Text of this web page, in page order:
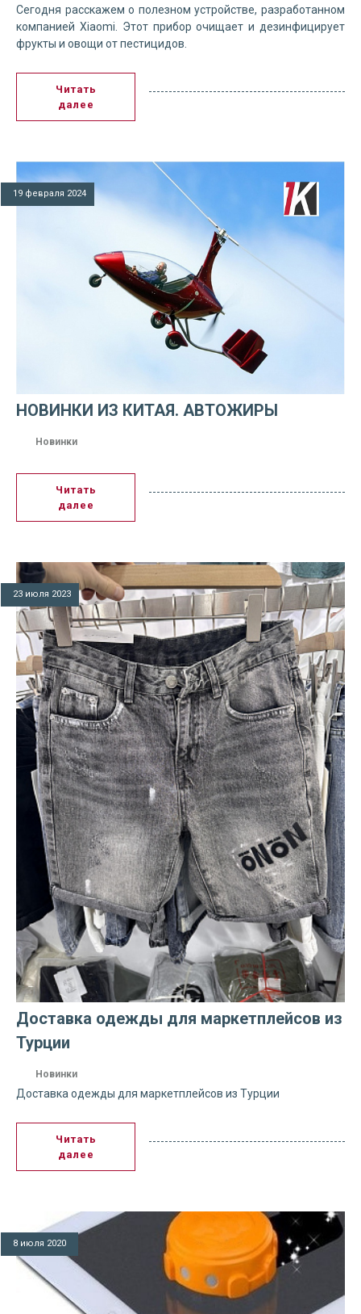
Сегодня расскажем о полезном устройстве, разработанном
компанией Xiaomi. Этот прибор очищает и дезинфицирует
фрукты и овощи от пестицидов.
Читать
далее
19 февраля 2024
НОВИНКИ ИЗ КИТАЯ. АВТОЖИРЫ
Новинки
Читать
далее
23 июля 2023
Доставка одежды для маркетплейсов из
Турции
Новинки
Доставка одежды для маркетплейсов из Турции
Читать
далее
8 июля 2020